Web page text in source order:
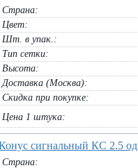
Страна:
Цвет:
Шт. в упак.:
Тип сетки:
Высота:
Доставка (Москва):
Скидка при покупке:
Цена 1 штука:
сигнальный КС 2.5
Страна: